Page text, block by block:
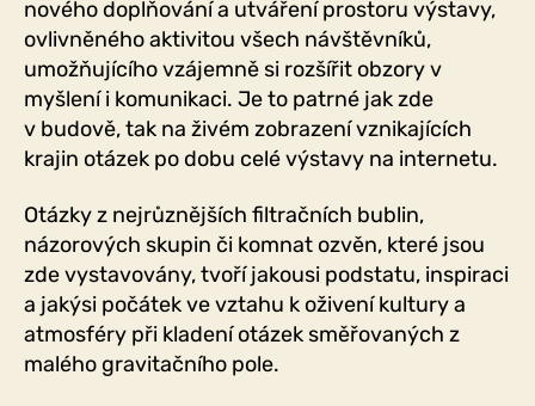
nového doplňování a utváření prostoru výstavy,
ovlivněného aktivitou všech návštěvníků,
umožňujícího vzájemně si rozšířit obzory v
myšlení i komunikaci. Je to patrné jak zde
v budově, tak na živém zobrazení vznikajících
krajin otázek po dobu celé výstavy na internetu.
Otázky z nejrůznějších filtračních bublin,
názorových skupin či komnat ozvěn, které jsou
zde vystavovány, tvoří jakousi podstatu, inspiraci
a jakýsi počátek ve vztahu k oživení kultury a
atmosféry při kladení otázek směřovaných z
malého gravitačního pole.